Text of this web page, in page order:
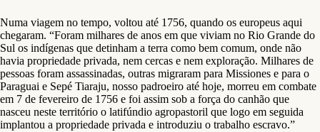
Numa viagem no tempo, voltou até 1756, quando os europeus aqui
chegaram. “Foram milhares de anos em que viviam no Rio Grande do
Sul os indígenas que detinham a terra como bem comum, onde não
havia propriedade privada, nem cercas e nem exploração. Milhares de
pessoas foram assassinadas, outras migraram para Missiones e para o
Paraguai e Sepé Tiaraju, nosso padroeiro até hoje, morreu em combate
em 7 de fevereiro de 1756 e foi assim sob a força do canhão que
nasceu neste território o latifúndio agropastoril que logo em seguida
implantou a propriedade privada e introduziu o trabalho escravo.”